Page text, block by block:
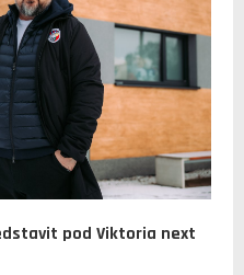
pod Viktoria next